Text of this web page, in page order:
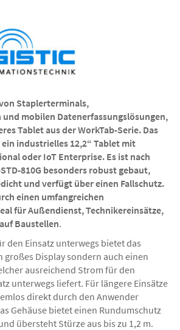
Staplerterminals,
mobilen Datenerfassungslösungen,
Tablet aus der WorkTab-Serie. Das
ein industrielles 12,2“ Tablet mit
oder IoT Enterprise. Es ist nach
810G besonders robust gebaut,
und verfügt über einen Fallschutz.
einen umfangreichen
für Außendienst, Technikereinsätze,
Baustellen.
den Einsatz unterwegs bietet das
großes Display sondern auch einen
ausreichend Strom für den
unterwegs liefert. Für längere Einsätze
direkt durch den Anwender
Gehäuse bietet einen Rundumschutz
übersteht Stürze aus bis zu 1,2 m.